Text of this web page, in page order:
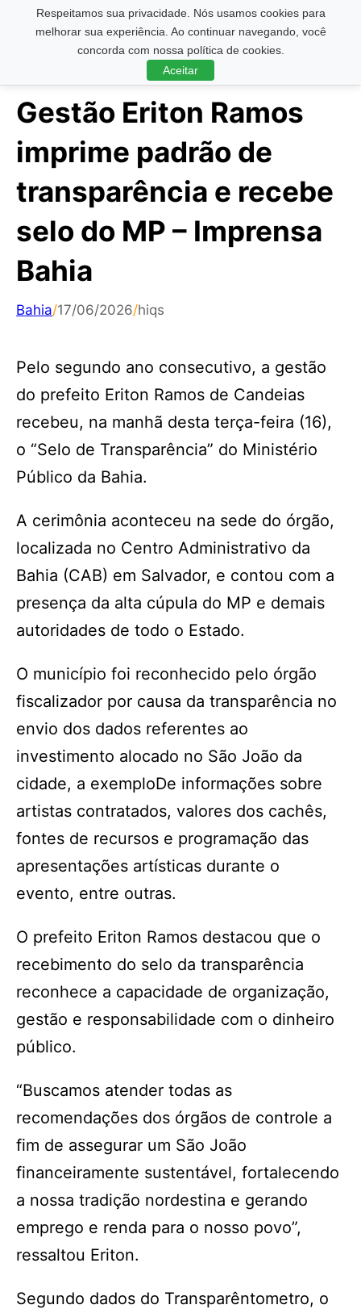
Respeitamos sua privacidade. Nós usamos cookies para
melhorar sua experiência. Ao continuar navegando, você
concorda com nossa política de cookies.
Aceitar
Pesquisar ...
Gestão Eriton Ramos
imprime padrão de
transparência e recebe
selo do MP – Imprensa
Bahia
Bahia/17/06/2026/hiqs
Pelo segundo ano consecutivo, a gestão
do prefeito Eriton Ramos de Candeias
recebeu, na manhã desta terça-feira (16),
o “Selo de Transparência” do Ministério
Público da Bahia.
A cerimônia aconteceu na sede do órgão,
localizada no Centro Administrativo da
Bahia (CAB) em Salvador, e contou com a
presença da alta cúpula do MP e demais
autoridades de todo o Estado.
O município foi reconhecido pelo órgão
fiscalizador por causa da transparência no
envio dos dados referentes ao
investimento alocado no São João da
cidade, a exemploDe informações sobre
artistas contratados, valores dos cachês,
fontes de recursos e programação das
apresentações artísticas durante o
evento, entre outras.
O prefeito Eriton Ramos destacou que o
recebimento do selo da transparência
reconhece a capacidade de organização,
gestão e responsabilidade com o dinheiro
público.
“Buscamos atender todas as
recomendações dos órgãos de controle a
fim de assegurar um São João
financeiramente sustentável, fortalecendo
a nossa tradição nordestina e gerando
emprego e renda para o nosso povo”,
ressaltou Eriton.
Segundo dados do Transparêntometro, o